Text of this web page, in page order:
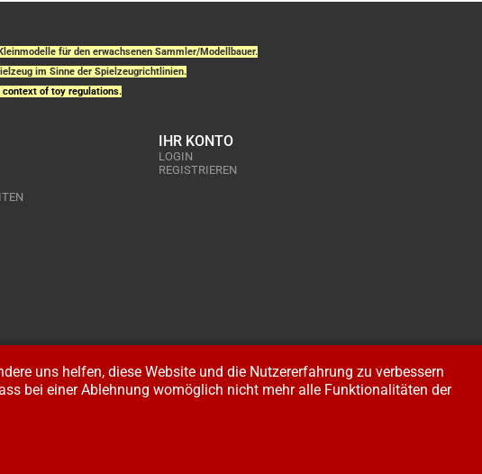
für den erwachsenen Sammler/Modellbauer.
im Sinne der Spielzeugrichtlinien.
of toy regulations.
IHR KONTO
LOGIN
REGISTRIEREN
uns helfen, diese Website und die Nutzererfahrung zu verbessern
bei einer Ablehnung womöglich nicht mehr alle Funktionalitäten der